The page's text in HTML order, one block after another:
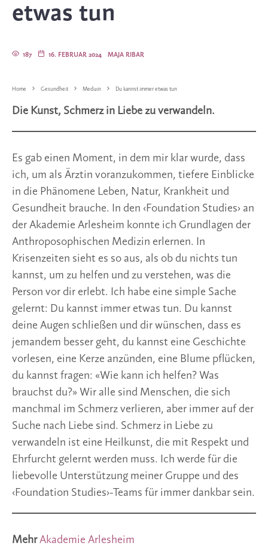
etwas tun
MAJA RIBAR
16. FEBRUAR 2024
187
Home Gesundheit Medizin Du kannst immer etwas tun
Die Kunst, Schmerz in Liebe zu verwandeln.
Es gab einen Moment, in dem mir klar wurde, dass
ich, um als Ärztin voranzukommen, tiefere Einblicke
in die Phänomene Leben, Natur, Krankheit und
Gesundheit brauche. In den ‹Foundation Studies› an
der Akademie Arlesheim konnte ich Grundlagen der
Anthroposophischen Medizin erlernen. In
Krisenzeiten sieht es so aus, als ob du nichts tun
kannst, um zu helfen und zu verstehen, was die
Person vor dir erlebt. Ich habe eine simple Sache
gelernt: Du kannst immer etwas tun. Du kannst
deine Augen schließen und dir wünschen, dass es
jemandem besser geht, du kannst eine Geschichte
vorlesen, eine Kerze anzünden, eine Blume pflücken,
du kannst fragen: «Wie kann ich helfen? Was
brauchst du?» Wir alle sind Menschen, die sich
manchmal im Schmerz verlieren, aber immer auf der
Suche nach Liebe sind. Schmerz in Liebe zu
verwandeln ist eine Heilkunst, die mit Respekt und
Ehrfurcht gelernt werden muss. Ich werde für die
liebevolle Unterstützung meiner Gruppe und des
‹Foundation Studies›-Teams für immer dankbar sein.
Mehr Akademie Arlesheim